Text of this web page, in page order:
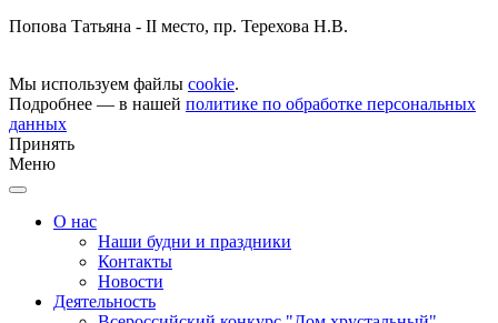
Попова Татьяна - II место, пр. Терехова Н.В.
Мы используем файлы cookie.
Подробнее — в нашей политике по обработке персональных
данных
Принять
Меню
О нас
Наши будни и праздники
Контакты
Новости
Деятельность